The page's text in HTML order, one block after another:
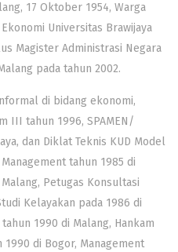
17 Oktober 1954, Warga
Universitas Brawijaya
Magister Administrasi Negara
pada tahun 2002.
di bidang ekonomi,
III tahun 1996, SPAMEN/
dan Diklat Teknis KUD Model
tahun 1985 di
Petugas Konsultasi
Kelayakan pada 1986 di
1990 di Malang, Hankam
di Bogor, Management